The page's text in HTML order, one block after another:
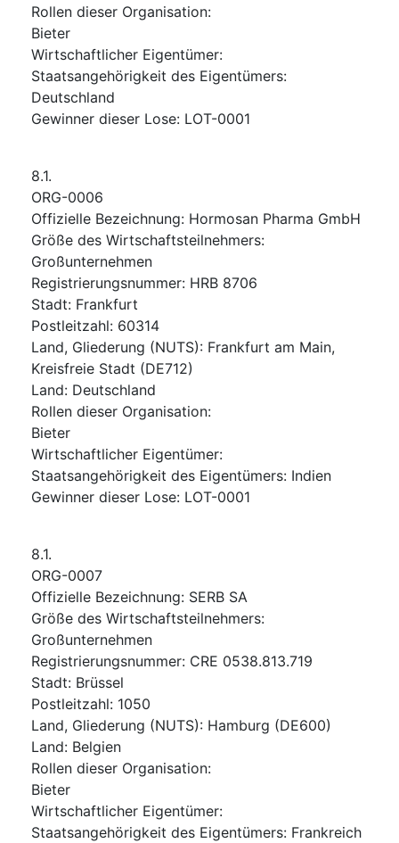
Rollen dieser Organisation:
Bieter
Wirtschaftlicher Eigentümer:
Staatsangehörigkeit des Eigentümers:
Deutschland
Gewinner dieser Lose: LOT-0001
8.1.
ORG-0006
Offizielle Bezeichnung: Hormosan Pharma GmbH
Größe des Wirtschaftsteilnehmers:
Großunternehmen
Registrierungsnummer: HRB 8706
Stadt: Frankfurt
Postleitzahl: 60314
Land, Gliederung (NUTS): Frankfurt am Main,
Kreisfreie Stadt (DE712)
Land: Deutschland
Rollen dieser Organisation:
Bieter
Wirtschaftlicher Eigentümer:
Staatsangehörigkeit des Eigentümers: Indien
Gewinner dieser Lose: LOT-0001
8.1.
ORG-0007
Offizielle Bezeichnung: SERB SA
Größe des Wirtschaftsteilnehmers:
Großunternehmen
Registrierungsnummer: CRE 0538.813.719
Stadt: Brüssel
Postleitzahl: 1050
Land, Gliederung (NUTS): Hamburg (DE600)
Land: Belgien
Rollen dieser Organisation:
Bieter
Wirtschaftlicher Eigentümer:
Staatsangehörigkeit des Eigentümers: Frankreich